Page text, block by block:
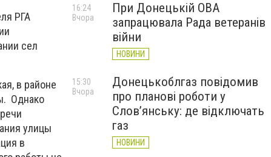
РГА
сел
в районе
Однако
улицы
в
При Донецькій ОВА
запрацювала Рада ветеранів
війни
НОВИНИ
16:24
Вчора
Донецькоблгаз повідомив
про планові роботи у
Слов’янську: де відключать
газ
НОВИНИ
15:30
Вчора